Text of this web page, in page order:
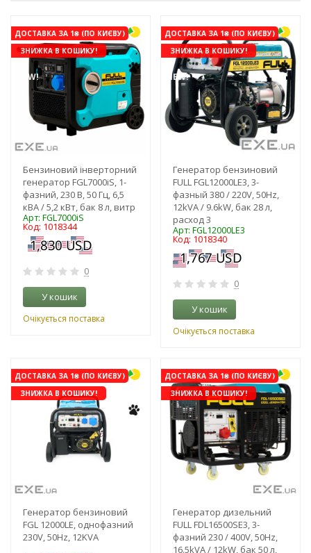
ДОСТАВКА ЗА 1₴ (ПО КИЄВУ)
ЗНИЖКА В КОШИКУ!
NEW!
Бензиновий інверторний
генератор FGL7000iS, 1-
фазний, 230 В, 50 Гц, 6,5
кВА / 5,2 кВт, бак 8 л, витр
Арт: FGL7000iS
Код: 1018344
0
У кошик
Очікується поставка
ДОСТАВКА ЗА 1₴ (ПО КИЄВУ)
ЗНИЖКА В КОШИКУ!
NEW!
Генератор бензиновий
FULL FGL12000LE3, 3-
фазный 380 / 220V, 50Hz,
12kVA / 9.6kW, бак 28 л,
расход 3
Арт: FGL12000LE3
Код: 1018340
0
У кошик
Очікується поставка
ДОСТАВКА ЗА 1₴ (ПО КИЄВУ)
ЗНИЖКА В КОШИКУ!
Генератор бензиновий
FGL 12000LE, однофазний
230V, 50Hz, 12KVA
ДОСТАВКА ЗА 1₴ (ПО КИЄВУ)
ЗНИЖКА В КОШИКУ!
Генератор дизельний
FULL FDL16500SE3, 3-
фазний 230 / 400V, 50Hz,
16.5kVA / 12kW, бак 50 л,